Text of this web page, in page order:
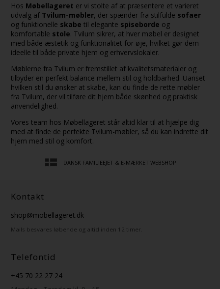
Hos Møbellageret er vi stolte af at præsentere et varieret
udvalg af Tvilum-møbler, der spænder fra stilfulde sofaer
og funktionelle skabe til elegante spiseborde og
komfortable stole. Tvilum sikrer, at hver møbel er designet
med både æstetik og funktionalitet for øje, hvilket gør dem
ideelle til både private hjem og erhvervslokaler.
Møblerne fra Tvilum er fremstillet af kvalitetsmaterialer og
tilbyder en perfekt balance mellem stil og holdbarhed. Uanset
hvilken stil du ønsker at skabe, kan du finde de rette møbler
fra Tvilum, der vil tilføre dit hjem både skønhed og praktisk
anvendelighed.
Vores team hos Møbellageret står altid klar til at hjælpe dig
med at finde de perfekte Tvilum-møbler, så du kan indrette dit
hjem med stil og komfort.
DANSK FAMILIEEJET & E-MÆRKET WEBSHOP
Kontakt
shop@mobellageret.dk
Mails besvares løbende og altid inden 12 timer.
Telefontid
+45 70 22 27 24